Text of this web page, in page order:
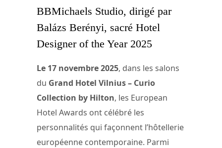
BBMichaels Studio, dirigé par
Balázs Berényi, sacré Hotel
Designer of the Year 2025
Le 17 novembre 2025, dans les salons
du Grand Hotel Vilnius – Curio
Collection by Hilton, les European
Hotel Awards ont célébré les
personnalités qui façonnent l’hôtellerie
européenne contemporaine. Parmi